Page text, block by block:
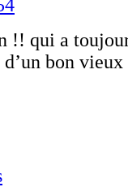
!! qui a
d’un bon